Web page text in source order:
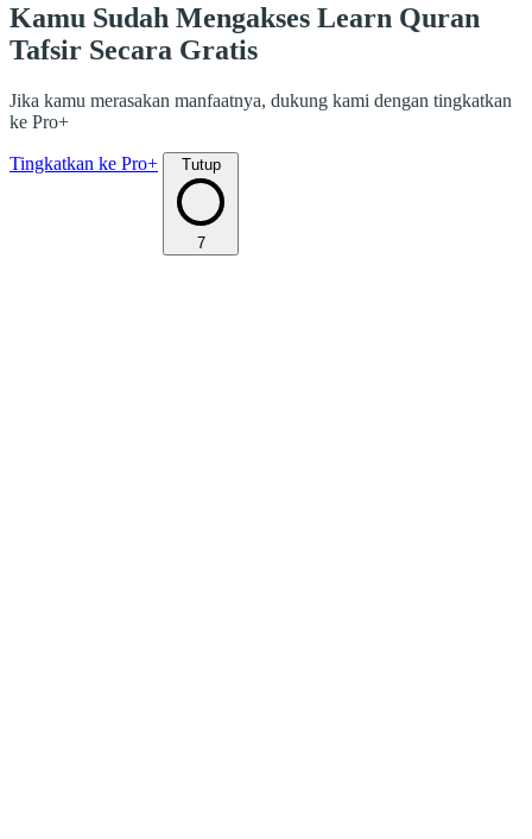
Kamu Sudah Mengakses Learn Quran
Tafsir Secara Gratis
Jika kamu merasakan manfaatnya, dukung kami dengan tingkatkan
ke Pro+
Tingkatkan ke Pro+ Tutup
7